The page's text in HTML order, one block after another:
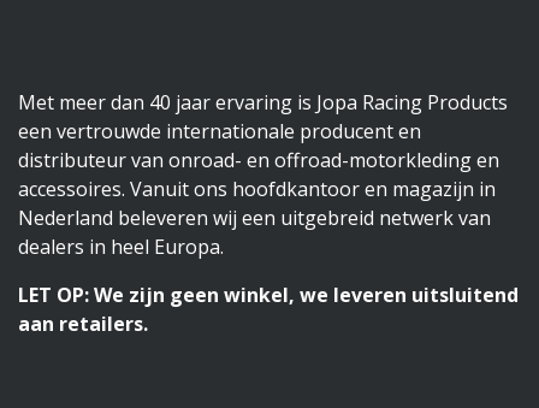
Met meer dan 40 jaar ervaring is Jopa Racing Products
een vertrouwde internationale producent en
distributeur van onroad- en offroad-motorkleding en
accessoires. Vanuit ons hoofdkantoor en magazijn in
Nederland beleveren wij een uitgebreid netwerk van
dealers in heel Europa.
LET OP: We zijn geen winkel, we leveren uitsluitend
aan retailers.